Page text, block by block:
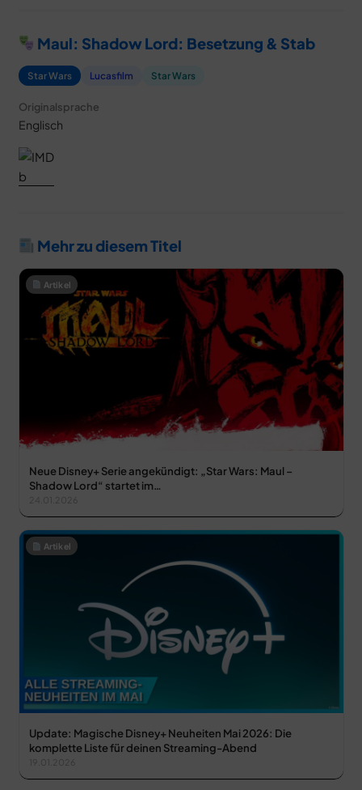
Maul: Shadow Lord: Besetzung & Stab
Star Wars Lucasfilm Star Wars
Originalsprache
Englisch
Mehr zu diesem Titel
Artikel
Neue Disney+ Serie angekündigt: „Star Wars: Maul –
Shadow Lord“ startet im…
Artikel
Update: Magische Disney+ Neuheiten Mai 2026: Die
komplette Liste für deinen Streaming-Abend
19.01.2026